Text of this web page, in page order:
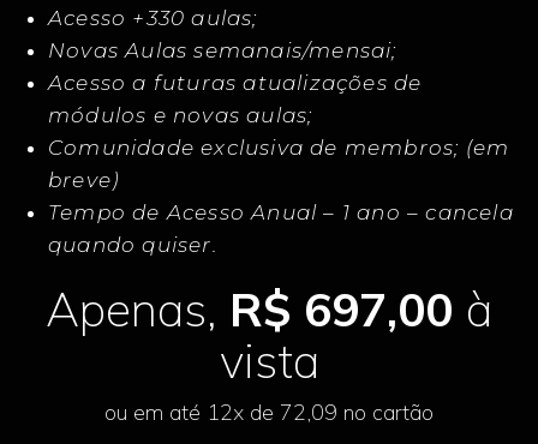
Acesso +330 aulas;
Novas Aulas semanais/mensai;
Acesso a futuras atualizações de
módulos e novas aulas;
Comunidade exclusiva de membros; (em
breve)
Tempo de Acesso Anual – 1 ano – cancela
quando quiser.
Apenas, R$ 697,00 à
vista
ou em até 12x de 72,09 no cartão